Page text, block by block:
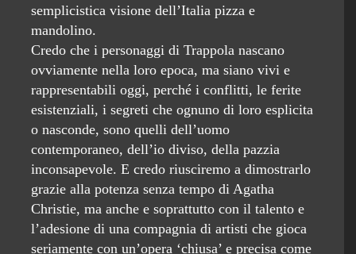
semplicistica visione dell’Italia pizza e
mandolino.
Credo che i personaggi di Trappola nascano
ovviamente nella loro epoca, ma siano vivi e
rappresentabili oggi, perché i conflitti, le ferite
esistenziali, i segreti che ognuno di loro esplicita
o nasconde, sono quelli dell’uomo
contemporaneo, dell’io diviso, della pazzia
inconsapevole. E credo riusciremo a dimostrarlo
grazie alla potenza senza tempo di Agatha
Christie, ma anche e soprattutto con il talento e
l’adesione di una compagnia di artisti che gioca
seriamente con un’opera ‘chiusa’ e precisa come